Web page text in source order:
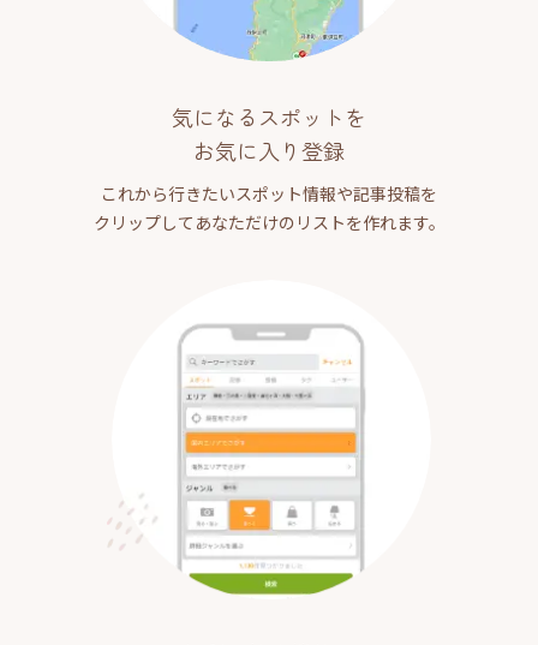
気になるスポットを
お気に入り登録
これから行きたいスポット情報や記事投稿を
クリップしてあなただけのリストを作れます。